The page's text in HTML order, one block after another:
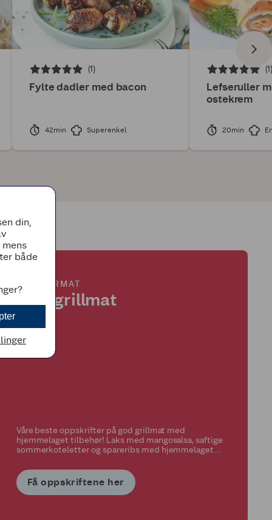
(1)
Fylte dadler med bacon
42min Superenkel
Lefseruller
ostekrem
20min
SOMMERMAT
God grillmat
Våre beste oppskrifter på god grillmat med
hjemmelaget tilbehør! Laks med mangosalsa, saftige
sommerkoteletter og spareribs med hjemmelaget
Få oppskriftene her
din,
både